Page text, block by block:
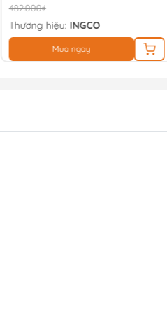
482.000₫
Thương hiệu: INGCO
Mua ngay